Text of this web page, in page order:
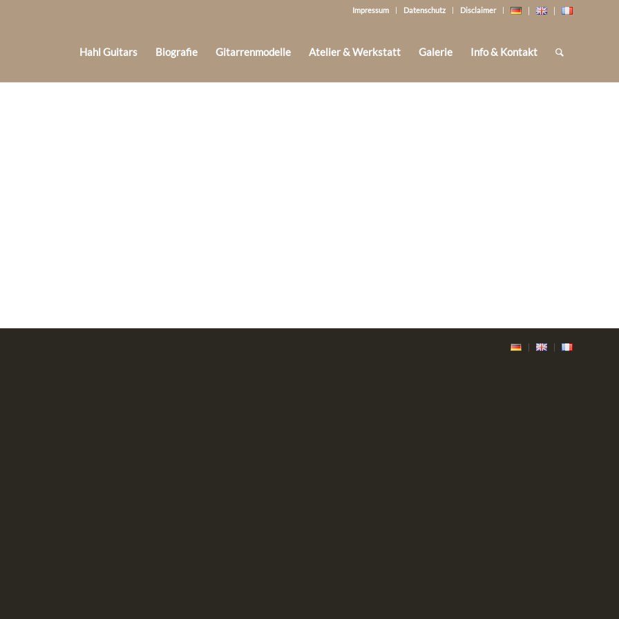
Impressum Datenschutz Disclaimer
Hahl Guitars Biografie Gitarrenmodelle Atelier & Werkstatt Galerie Info & Kontakt